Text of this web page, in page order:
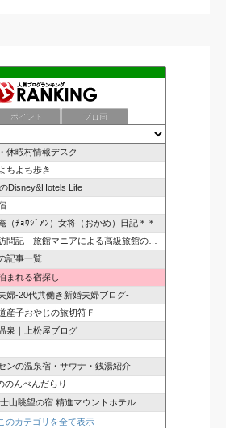
ポイント ブロ画
休暇村情報デスク
ちよち歩き
Disney&Hotels Life
（ﾁｮｳｼﾞｱﾝ）女将（おかめ）日記＊＊
記 旅館マニアによる高級旅館のおすすめブログ
記事一覧
まれる宿探し
婦-20代共働き新婚夫婦ブログ-
産子おやじの旅切符Ｆ
泉｜上松屋ブログ
ンの温泉宿・サウナ・銭湯紹介
のんべんだらり
山眺望の宿 精進マウントホテル
のカテゴリを全て表示